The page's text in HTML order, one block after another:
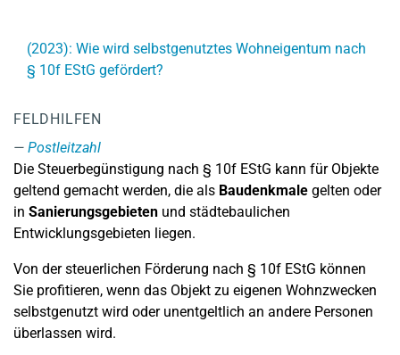
(2023): Wie wird selbstgenutztes Wohneigentum nach
§ 10f EStG gefördert?
FELDHILFEN
Postleitzahl
Die Steuerbegünstigung nach § 10f EStG kann für Objekte
geltend gemacht werden, die als Baudenkmale gelten oder
in Sanierungsgebieten und städtebaulichen
Entwicklungsgebieten liegen.
Von der steuerlichen Förderung nach § 10f EStG können
Sie profitieren, wenn das Objekt zu eigenen Wohnzwecken
selbstgenutzt wird oder unentgeltlich an andere Personen
überlassen wird.